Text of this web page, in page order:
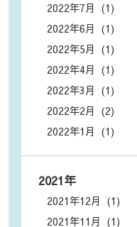
2022年7月 (1)
2022年6月 (1)
2022年5月 (1)
2022年4月 (1)
2022年3月 (1)
2022年2月 (2)
2022年1月 (1)
2021年
2021年12月 (1)
2021年11月 (1)